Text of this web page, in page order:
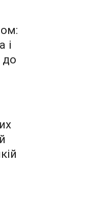
і
до